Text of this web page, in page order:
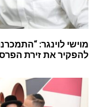
מוישי לוינגר:
להפקיר את זירת